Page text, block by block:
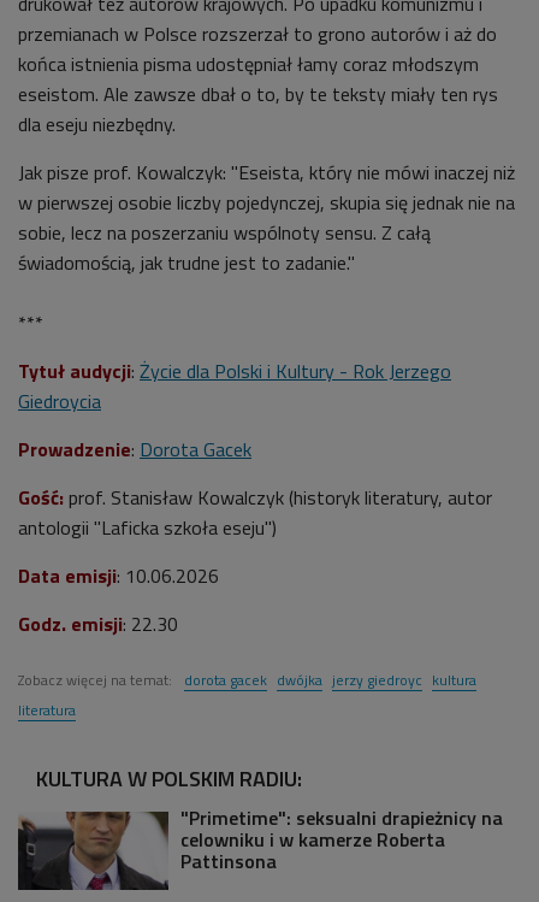
przemianach w Polsce rozszerzał to grono autorów i aż do
końca istnienia pisma udostępniał łamy coraz młodszym
eseistom. Ale zawsze dbał o to, by te teksty miały ten rys
dla eseju niezbędny.
Jak pisze prof. Kowalczyk: "Eseista, który nie mówi inaczej niż
w pierwszej osobie liczby pojedynczej, skupia się jednak nie na
sobie, lecz na poszerzaniu wspólnoty sensu. Z całą
świadomością, jak trudne jest to zadanie."
***
Tytuł audycji: Życie dla Polski i Kultury - Rok Jerzego
Giedroycia
Prowadzenie: Dorota Gacek
Gość: prof. Stanisław Kowalczyk (historyk literatury, autor
antologii "Laficka szkoła eseju")
Data emisji: 10.06.2026
Godz. emisji: 22.30
Zobacz więcej na temat: dorota gacek dwójka jerzy giedroyc kultura
literatura
KULTURA W POLSKIM RADIU:
"Primetime": seksualni drapieżnicy na
celowniku i w kamerze Roberta
Pattinsona